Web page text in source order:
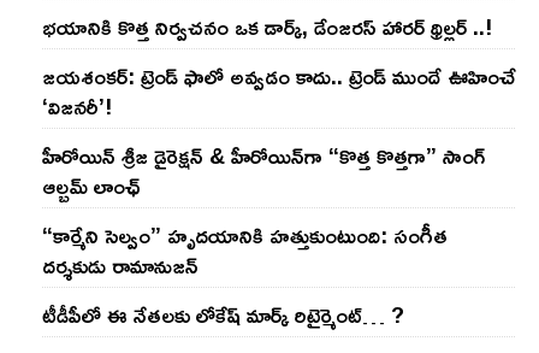
భయానికి కొత్త నిర్వచనం ఒక డార్క్, డేంజరస్ హారర్ థ్రిల్లర్ ..!
జయశంకర్: ట్రెండ్‌ ఫాలో అవ్వడం కాదు.. ట్రెండ్‌ ముందే ఊహించే
‘విజనరీ’!
హీరోయిన్ శ్రీజ డైరెక్ష‌న్ & హీరోయిన్‌గా “కొత్త కొత్తగా” సాంగ్
ఆల్బమ్ లాంఛ్
“కార్మేని సెల్వం” హృదయానికి హత్తుకుంటుంది: సంగీత
దర్శకుడు రామానుజన్
టీడీపీలో ఈ నేత‌ల‌కు లోకేష్ మార్క్ రిటైర్మెంట్‌… ?